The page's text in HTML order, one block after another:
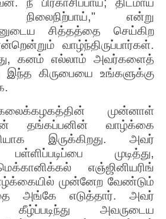
நிலைநிற்பாய்," என்று
சித்தத்தை செய்கிற
வாழ்ந்திருப்பார்கள்.
கனம் எல்லாம் அவர்களைத்
கிருபையை உங்களுக்கு
முன்னாள்
தங்கப்பனின் வாழ்க்கை
இருக்கிறது. அவர்
முடித்து,
எஞ்ஜினியரிங்
முன்னேற வேண்டும்
அங்கே எடுத்தார். அவர்
அவருடைய